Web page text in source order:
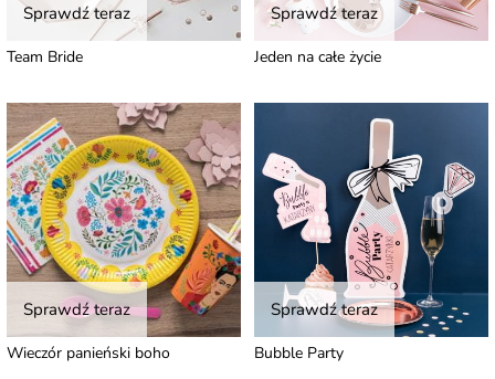
Sprawdź teraz
Team Bride
Sprawdź teraz
Jeden na całe życie
Sprawdź teraz
Wieczór panieński boho
Sprawdź teraz
Bubble Party